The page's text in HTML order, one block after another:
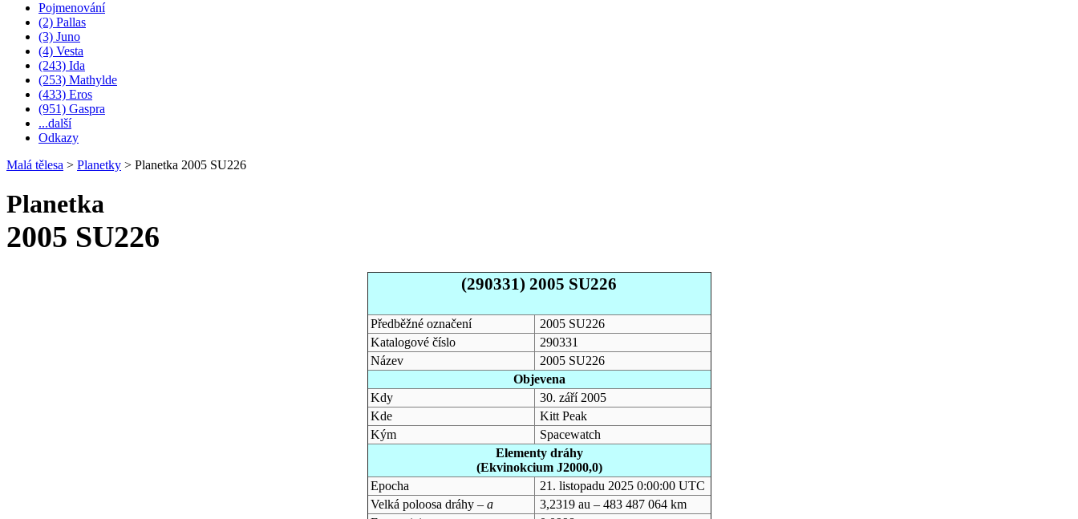
Pojmenování
(2) Pallas
(3) Juno
(4) Vesta
(243) Ida
(253) Mathylde
(433) Eros
(951) Gaspra
...další
Odkazy
Malá tělesa > Planetky > Planetka 2005 SU226
Planetka
2005 SU226
(290331) 2005 SU226
Předběžné označení
2005 SU226
Katalogové číslo
290331
Název
2005 SU226
Objevena
Kdy
30. září 2005
Kde
Kitt Peak
Kým
Spacewatch
Elementy dráhy
(Ekvinokcium J2000,0)
Epocha
21. listopadu 2025 0:00:00 UTC
Velká poloosa dráhy – a
3,2319 au – 483 487 064 km